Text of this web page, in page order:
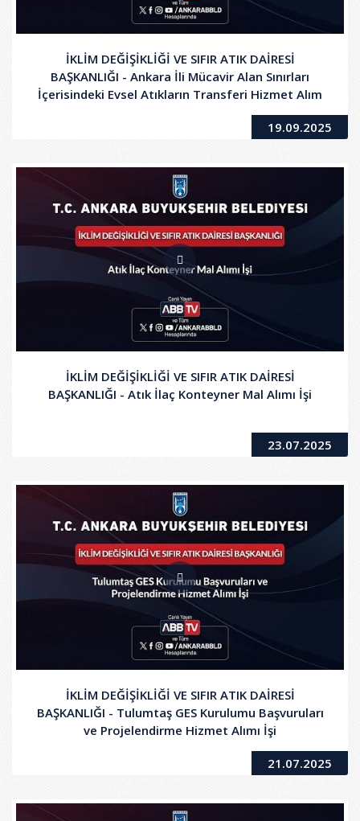
İKLİM DEĞİŞİKLİĞİ VE SIFIR ATIK DAİRESİ
BAŞKANLIĞI - Ankara İli Mücavir Alan Sınırları
İçerisindeki Evsel Atıkların Transferi Hizmet Alım
19.09.2025
İKLİM DEĞİŞİKLİĞİ VE SIFIR ATIK DAİRESİ
BAŞKANLIĞI - Atık İlaç Konteyner Mal Alımı İşi
23.07.2025
İKLİM DEĞİŞİKLİĞİ VE SIFIR ATIK DAİRESİ
BAŞKANLIĞI - Tulumtaş GES Kurulumu Başvuruları
ve Projelendirme Hizmet Alımı İşi
21.07.2025